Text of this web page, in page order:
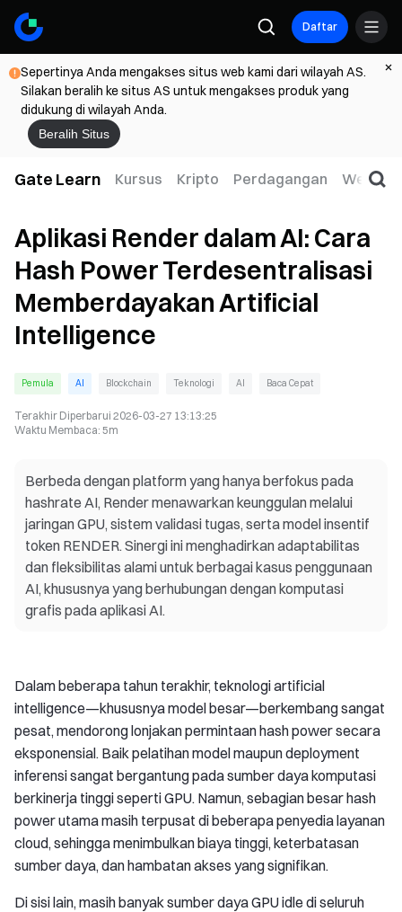
Daftar
Sepertinya Anda mengakses situs web kami dari wilayah AS.
Silakan beralih ke situs AS untuk mengakses produk yang
didukung di wilayah Anda.
Beralih Situs
Gate Learn Kursus Kripto Perdagangan Web3
Aplikasi Render dalam AI: Cara
Hash Power Terdesentralisasi
Memberdayakan Artificial
Intelligence
Pemula AI Blockchain Teknologi AI Baca Cepat
Terakhir Diperbarui 2026-03-27 13:13:25
Waktu Membaca: 5m
Berbeda dengan platform yang hanya berfokus pada
hashrate AI, Render menawarkan keunggulan melalui
jaringan GPU, sistem validasi tugas, serta model insentif
token RENDER. Sinergi ini menghadirkan adaptabilitas
dan fleksibilitas alami untuk berbagai kasus penggunaan
AI, khususnya yang berhubungan dengan komputasi
grafis pada aplikasi AI.
Dalam beberapa tahun terakhir, teknologi artificial
intelligence—khususnya model besar—berkembang sangat
pesat, mendorong lonjakan permintaan hash power secara
eksponensial. Baik pelatihan model maupun deployment
inferensi sangat bergantung pada sumber daya komputasi
berkinerja tinggi seperti GPU. Namun, sebagian besar hash
power utama masih terpusat di beberapa penyedia layanan
cloud, sehingga menimbulkan biaya tinggi, keterbatasan
sumber daya, dan hambatan akses yang signifikan.
Di sisi lain, masih banyak sumber daya GPU idle di seluruh